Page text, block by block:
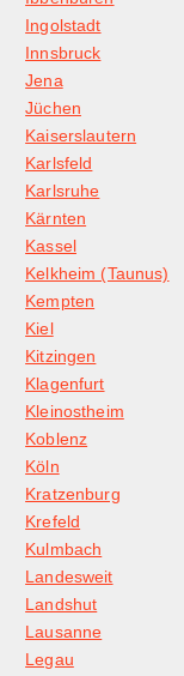
Ingolstadt
Innsbruck
Jena
Jüchen
Kaiserslautern
Karlsfeld
Karlsruhe
Kärnten
Kassel
Kelkheim (Taunus)
Kempten
Kiel
Kitzingen
Klagenfurt
Kleinostheim
Koblenz
Köln
Kratzenburg
Krefeld
Kulmbach
Landesweit
Landshut
Lausanne
Legau